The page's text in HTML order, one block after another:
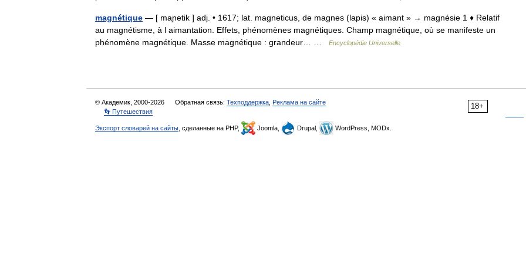
magnétique — [ maɲetik ] adj. • 1617; lat. magneticus, de magnes (lapis) « aimant » → magnésie 1 ♦ Relatif
au magnétisme, à l aimantation. Effets, phénomènes magnétiques. Champ magnétique, où se manifeste un
phénomène magnétique. Masse magnétique : grandeur… …
Encyclopédie Universelle
18+
© Академик, 2000-2026 Обратная связь: Техподдержка Реклама на сайте
👣 Путешествия
Экспорт словарей на сайты , сделанные на PHP, Joomla, Drupal, WordPress, MODx.